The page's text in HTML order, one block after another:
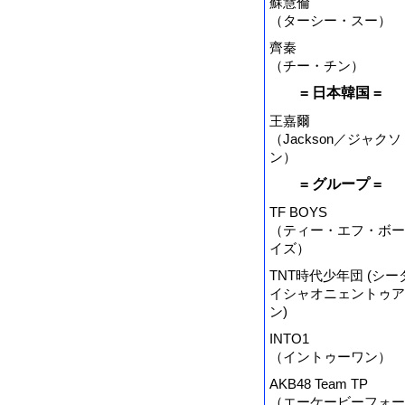
（ターシー・スー）
齊秦
（チー・チン）
= 日本韓国 =
王嘉爾
（Jackson／ジャクソ
ン）
= グループ =
TF BOYS
（ティー・エフ・ボー
イズ）
TNT時代少年団 (シー
イシャオニェントゥア
ン)
INTO1
（イントゥーワン）
AKB48 Team TP
（エーケービーフォー